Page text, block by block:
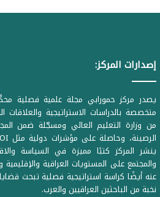
إصدارات المركز:
متخصصة بالدراسات الاستراتيجية والعلاقات
من وزارة التعليم العالي ومسجّلة ضمن
ينشر المركز كتبًا مميزة في السياسة
والمجتمع على المستويات العراقية والإقليمية
عنه أيضًا كراسة استراتيجية فصلية تبحث
نخبة من الباحثين العراقيين والعرب.